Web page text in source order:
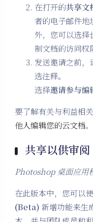
在打开的共享文
者的电子邮件地
外，您可以选择
制文档的访问权
发送邀请之前，
选注释。
选择邀请参与编
要了解有关与利益相
他人编辑您的云文档。
共享以供审阅
Photoshop 桌面应用
在此版本中，您可以
(Beta) 新增功能来生